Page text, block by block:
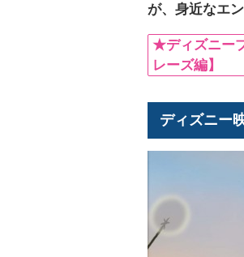
が、身近なエ
★ディズニー
レーズ編】
ディズニー